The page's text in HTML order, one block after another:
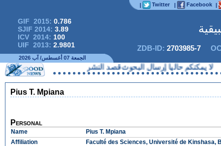
| Twitter | Facebook |
GIF 2015: 0.786
SJIF 2014: 3.89
ICV 2014: 100
UIF 2013: 2.9801 ZDB-ID: 2703985-7
الجمعة 07 أغسطس/ آب 2026
حاليا إرسال البحوث قصد النشر
Pius T. Mpiana
Personal
Name
Pius T. Mpiana
Affiliation
Faculté des Sciences, Université de Kinshasa,